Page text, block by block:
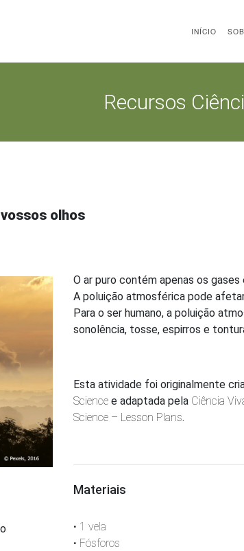
INÍCIO
Recursos
olhos
O ar puro contém apenas os
A poluição atmosférica pode
Para o ser humano, a poluição
sonolência, tosse, espirros e
Esta atividade foi originalmente
Science e adaptada pela Ciência
Science – Lesson Plans.
Materiais
• 1 vela
• Fósforos